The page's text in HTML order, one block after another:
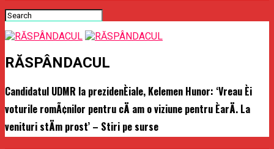
RĂSPÂNDACUL
Candidatul UDMR la prezidenÈiale, Kelemen Hunor: ‘Vreau Èi
voturile romÃ¢nilor pentru cÄ am o viziune pentru ÈarÄ. La
venituri stÄm prost’ – Stiri pe surse